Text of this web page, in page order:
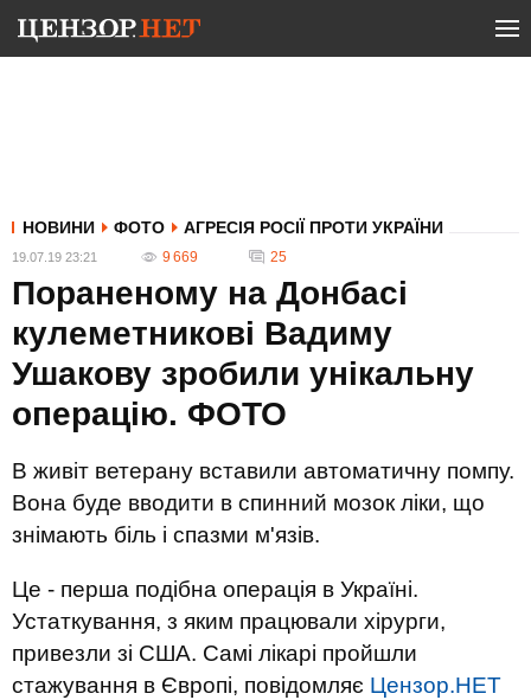
НОВИНИ ФОТО АГРЕСІЯ РОСІЇ ПРОТИ УКРАЇНИ
19.07.19 23:21 9 669 25
Пораненому на Донбасі
кулеметникові Вадиму
Ушакову зробили унікальну
операцію. ФОТО
В живіт ветерану вставили автоматичну помпу.
Вона буде вводити в спинний мозок ліки, що
знімають біль і спазми м'язів.
Це - перша подібна операція в Україні.
Устаткування, з яким працювали хірурги,
привезли зі США. Самі лікарі пройшли
стажування в Європі, повідомляє Цензор.НЕТ